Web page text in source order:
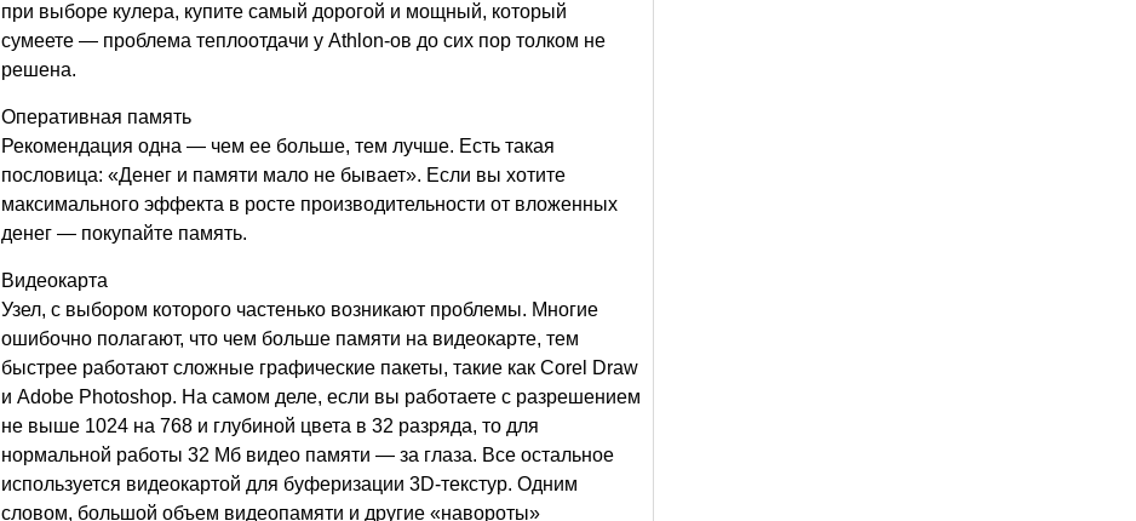
при выборе кулера, купите самый дорогой и мощный, который
сумеете — проблема теплоотдачи у Athlon-ов до сих пор толком не
решена.
Оперативная память
Рекомендация одна — чем ее больше, тем лучше. Есть такая
пословица: «Денег и памяти мало не бывает». Если вы хотите
максимального эффекта в росте производительности от вложенных
денег — покупайте память.
Видеокарта
Узел, с выбором которого частенько возникают проблемы. Многие
ошибочно полагают, что чем больше памяти на видеокарте, тем
быстрее работают сложные графические пакеты, такие как Corel Draw
и Adobe Photoshop. На самом деле, если вы работаете с разрешением
не выше 1024 на 768 и глубиной цвета в 32 разряда, то для
нормальной работы 32 Мб видео памяти — за глаза. Все остальное
используется видеокартой для буферизации 3D-текстур. Одним
словом, большой объем видеопамяти и другие «навороты»